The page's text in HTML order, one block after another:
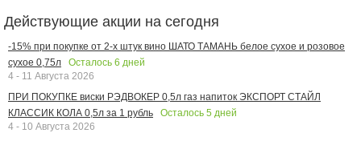
Действующие акции на сегодня
-15% при покупке от 2-х штук вино ШАТО ТАМАНЬ белое сухое и розовое
сухое 0,75л
Осталось 6 дней
4 - 11 Августа 2026
ПРИ ПОКУПКЕ виски РЭДВОКЕР 0,5л газ напиток ЭКСПОРТ СТАЙЛ
КЛАССИК КОЛА 0,5л за 1 рубль
Осталось 5 дней
4 - 10 Августа 2026